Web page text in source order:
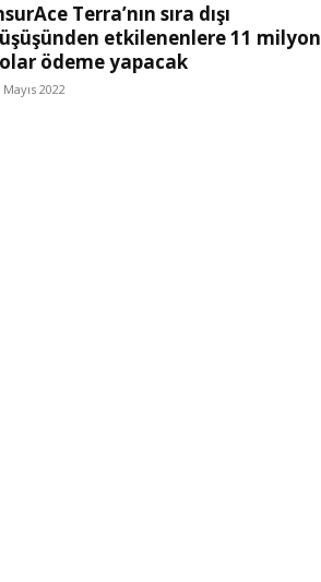
Terra’nın sıra dışı
etkilenenlere 11 milyon
ödeme yapacak
Mayıs 2022